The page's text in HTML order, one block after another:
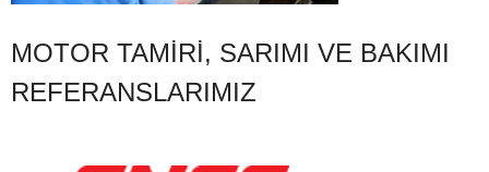
MOTOR TAMIRI, SARIMI VE BAKIMI
REFERANSLARIMIZ